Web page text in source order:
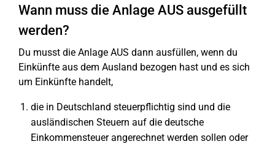
Wann muss die Anlage AUS ausgefüllt
werden?
Du musst die Anlage AUS dann ausfüllen, wenn du
Einkünfte aus dem Ausland bezogen hast und es sich
um Einkünfte handelt,
die in Deutschland steuerpflichtig sind und die
ausländischen Steuern auf die deutsche
Einkommensteuer angerechnet werden sollen oder